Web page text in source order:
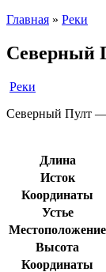
Главная » Реки
Северный
Реки
Северный Пулт —
Длина
Исток
Координаты
Устье
Местоположение
Высота
Координаты